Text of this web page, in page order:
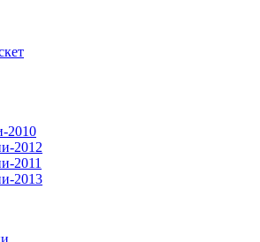
2010
2012
2011
2013